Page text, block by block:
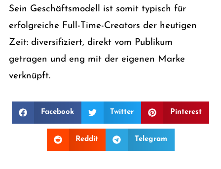
Sein Geschäftsmodell ist somit typisch für
erfolgreiche Full-Time-Creators der heutigen
Zeit: diversifiziert, direkt vom Publikum
getragen und eng mit der eigenen Marke
verknüpft.
Facebook Twitter Pinterest
Reddit Telegram